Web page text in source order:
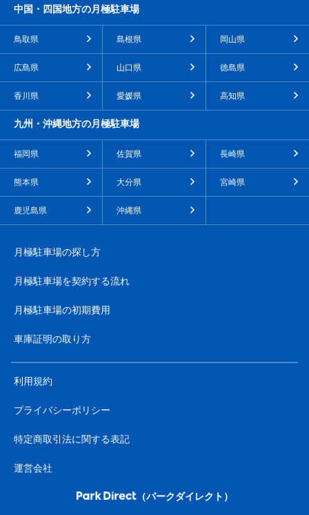
中国・四国地方の月極駐車場
鳥取県 島根県 岡山県
広島県 山口県 徳島県
香川県 愛媛県 高知県
九州・沖縄地方の月極駐車場
福岡県 佐賀県 長崎県
熊本県 大分県 宮崎県
鹿児島県 沖縄県
月極駐車場の探し方
月極駐車場を契約する流れ
月極駐車場の初期費用
車庫証明の取り方
利用規約
プライバシーポリシー
特定商取引法に関する表記
運営会社
（パークダイレクト）